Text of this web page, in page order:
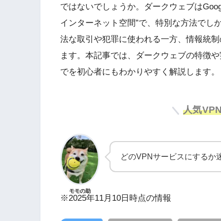
ではないでしょうか。ダークウェブは
インターネット空間”で、特別な方法でし
法な取引や犯罪に使われる一方、情報統
ます。本記事では、ダークウェブの特徴
でを初心者にもわかりやすく解説します。
人気
モモの助
どのVPNサービスにするか
※2025年11月10日時点の情報